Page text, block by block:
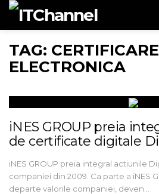
TAG: CERTIFICARE
ELECTRONICA
iNES GROUP preia
de certificate digitale
iNES GROUP preia integral actiunile
companiei din 2009. Ca parte a iNES
departe valorile companiei, deven…